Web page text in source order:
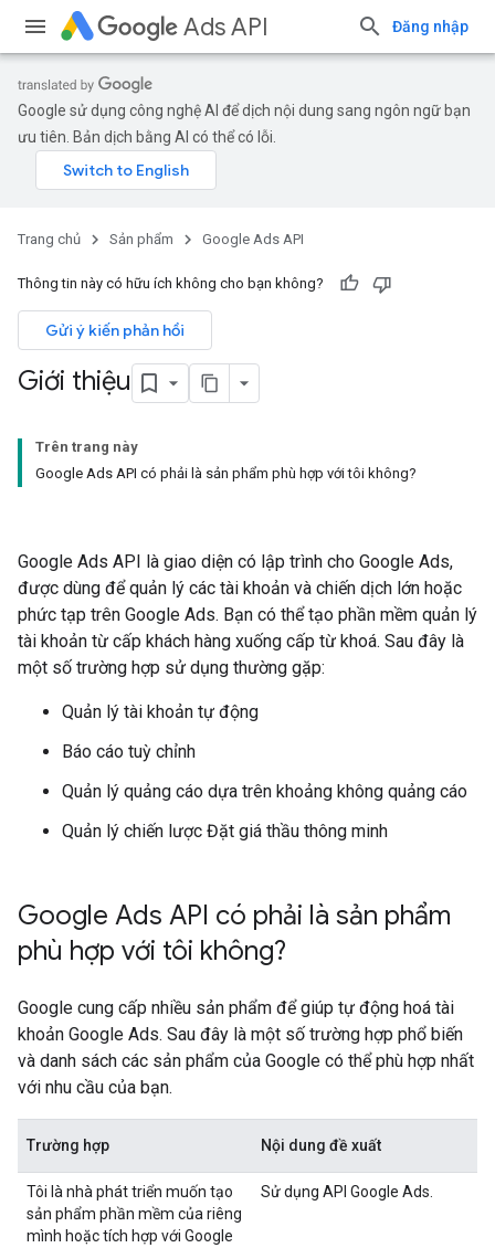
Ads API Đăng nhập
Google sử dụng công nghệ AI để dịch nội dung sang ngôn ngữ bạn
ưu tiên. Bản dịch bằng AI có thể có lỗi.
Trang chủ Sản phẩm Google Ads API
Thông tin này có hữu ích không cho bạn không?
Gửi ý kiến phản hồi
Giới thiệu
Trên trang này
Google Ads API có phải là sản phẩm phù hợp với tôi không?
Google Ads API là giao diện có lập trình cho Google Ads,
được dùng để quản lý các tài khoản và chiến dịch lớn hoặc
phức tạp trên Google Ads. Bạn có thể tạo phần mềm quản lý
tài khoản từ cấp khách hàng xuống cấp từ khoá. Sau đây là
một số trường hợp sử dụng thường gặp:
Quản lý tài khoản tự động
Báo cáo tuỳ chỉnh
Quản lý quảng cáo dựa trên khoảng không quảng cáo
Quản lý chiến lược Đặt giá thầu thông minh
Google Ads API có phải là sản phẩm
phù hợp với tôi không?
Google cung cấp nhiều sản phẩm để giúp tự động hoá tài
khoản Google Ads. Sau đây là một số trường hợp phổ biến
và danh sách các sản phẩm của Google có thể phù hợp nhất
với nhu cầu của bạn.
Trường hợp Nội dung đề xuất
Tôi là nhà phát triển muốn tạo
sản phẩm phần mềm của riêng
mình hoặc tích hợp với Google
Sử dụng API Google Ads.